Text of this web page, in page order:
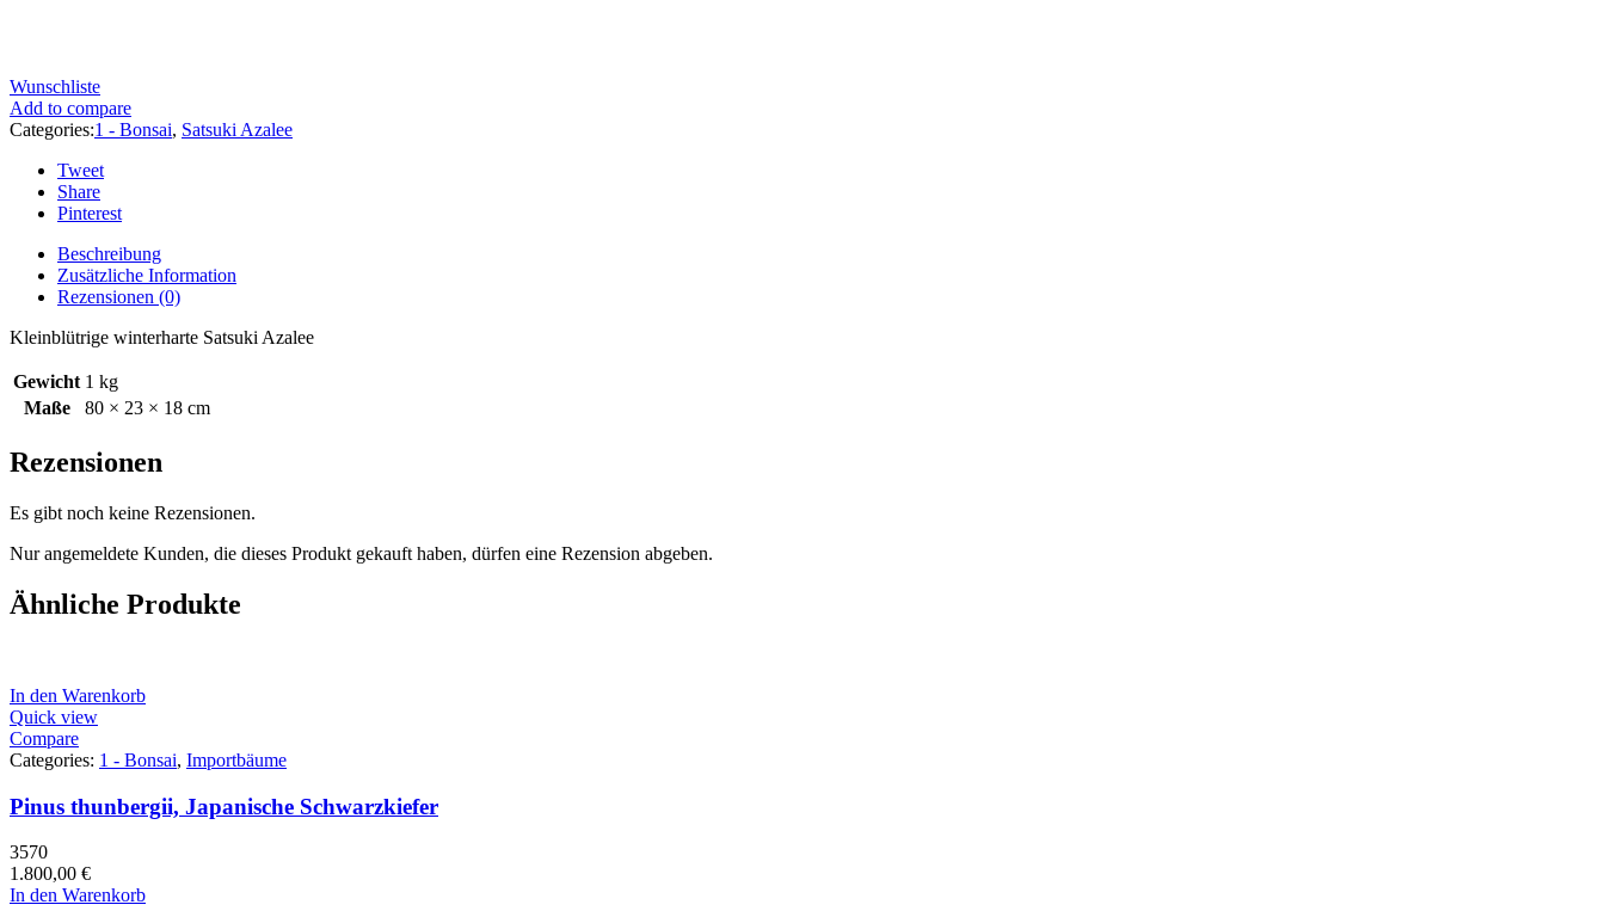
Wunschliste
Add to compare
Categories:1 - Bonsai, Satsuki Azalee
Tweet
Share
Pinterest
Beschreibung
Zusätzliche Information
Rezensionen (0)
Kleinblütrige winterharte Satsuki Azalee
Gewicht 1 kg
Maße
80 × 23 × 18 cm
Rezensionen
Es gibt noch keine Rezensionen.
Nur angemeldete Kunden, die dieses Produkt gekauft haben, dürfen eine Rezension abgeben.
Ähnliche Produkte
In den Warenkorb
Quick view
Compare
Categories: 1 - Bonsai, Importbäume
Pinus thunbergii, Japanische Schwarzkiefer
3570
1.800,00 €
In den Warenkorb